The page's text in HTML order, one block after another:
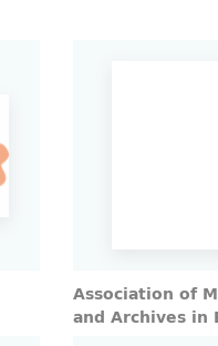
Association of
and Archives in